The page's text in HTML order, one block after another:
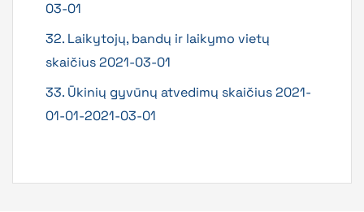
03-01
32. Laikytojų, bandų ir laikymo vietų
skaičius 2021-03-01
33. Ūkinių gyvūnų atvedimų skaičius 2021-
01-01-2021-03-01